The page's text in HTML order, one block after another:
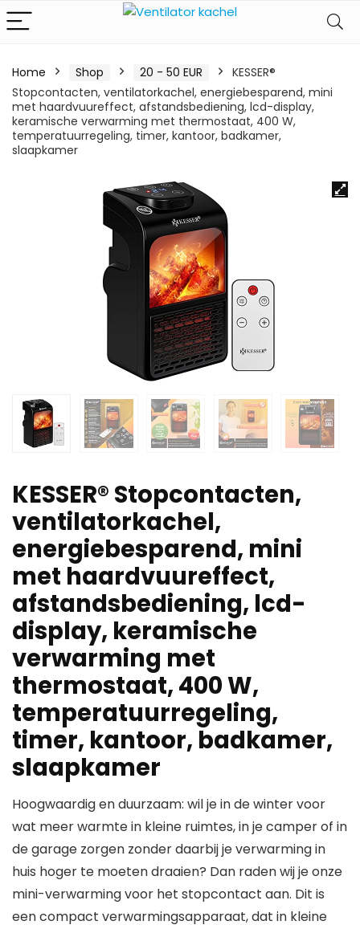
Home Shop 20 - 50 EUR
KESSER®
Stopcontacten, ventilatorkachel, energiebesparend, mini
met haardvuureffect, afstandsbediening, lcd-display,
keramische verwarming met thermostaat, 400 W,
temperatuurregeling, timer, kantoor, badkamer,
slaapkamer
KESSER® Stopcontacten,
ventilatorkachel,
energiebesparend, mini
met haardvuureffect,
afstandsbediening, lcd-
display, keramische
verwarming met
thermostaat, 400 W,
temperatuurregeling,
timer, kantoor, badkamer,
slaapkamer
Hoogwaardig en duurzaam: wil je in de winter voor
wat meer warmte in kleine ruimtes, in je camper of in
de garage zorgen zonder daarbij je verwarming in
huis hoger te moeten draaien? Dan raden wij je onze
mini-verwarming voor het stopcontact aan. Dit is
een compact verwarmingsapparaat, dat in kleine